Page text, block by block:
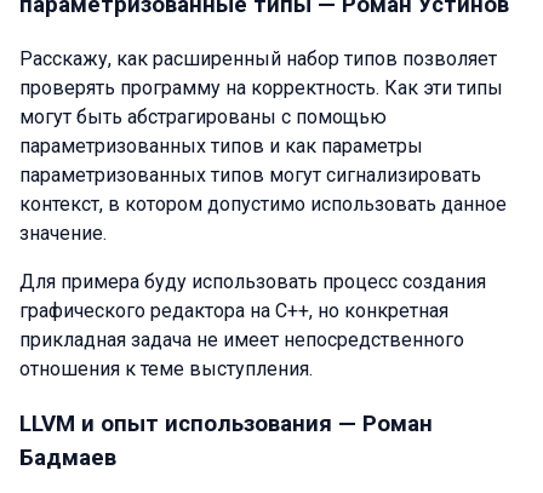
Расскажу, как расширенный набор типов позволяет
проверять программу на корректность. Как эти типы
могут быть абстрагированы с помощью
параметризованных типов и как параметры
параметризованных типов могут сигнализировать
контекст, в котором допустимо использовать данное
значение.
Для примера буду использовать процесс создания
графического редактора на C++, но конкретная
прикладная задача не имеет непосредственного
отношения к теме выступления.
LLVM и опыт использования — Роман
Бадмаев